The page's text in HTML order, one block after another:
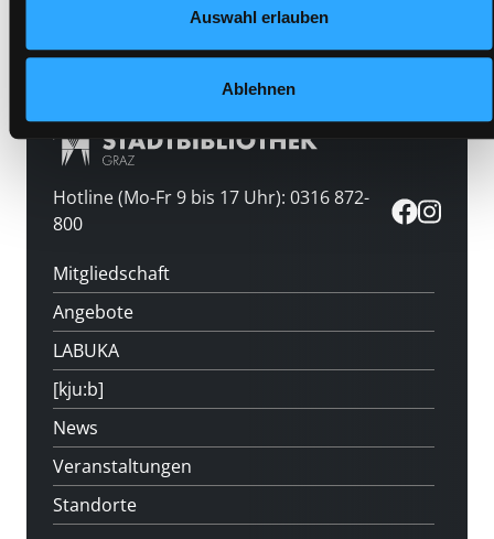
Auswahl erlauben
Ablehnen
Medium auf die Postliste setzen
Hotline (Mo-Fr 9 bis 17 Uhr): 0316 872-
800
Mitgliedschaft
Angebote
LABUKA
[kju:b]
News
Veranstaltungen
Standorte